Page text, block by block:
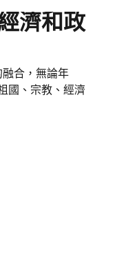
濟和政
合，無論年
國、宗教、經濟